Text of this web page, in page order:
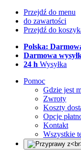
Przejdź do menu
do zawartości
Przejdź do
Polska:
Darmowa
24 h Wysyłka
Pomoc
Gdzie jest
Zwroty
Koszty
Opcje
Kontakt
Wszystkie